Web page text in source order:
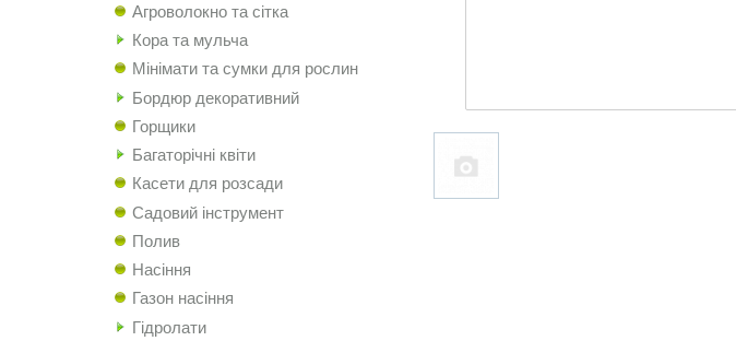
Агроволокно та сітка
Кора та мульча
Мінімати та сумки для рослин
Бордюр декоративний
Горщики
Багаторічні квіти
Касети для розсади
Садовий інструмент
Полив
Насіння
Газон насіння
Гідролати